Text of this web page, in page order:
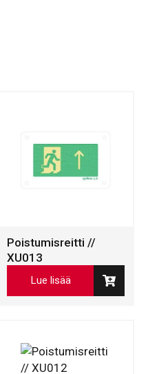
Poistumisreitti //
XU013
Lue lisää